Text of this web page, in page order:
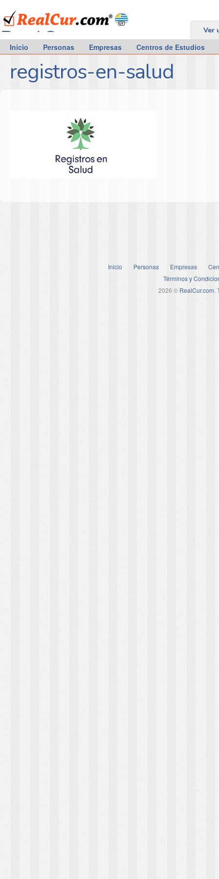
RealCur.com Ver
Inicio Personas Empresas Centros de Estudios
registros-en-salud
Inicio Personas Empresas
Términos y
2026 © RealCur.com.